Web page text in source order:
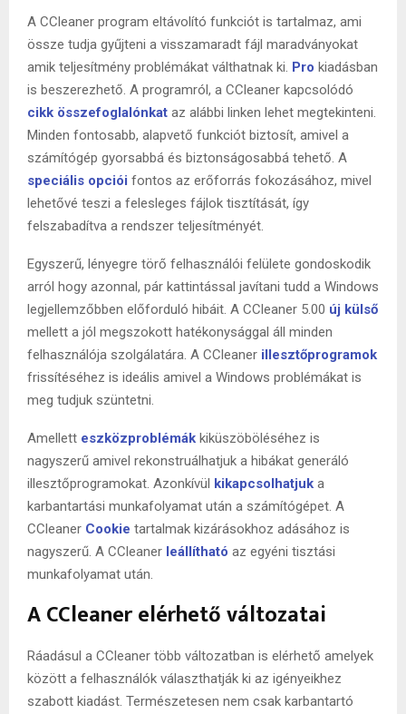
A CCleaner program eltávolító funkciót is tartalmaz, ami
össze tudja gyűjteni a visszamaradt fájl maradványokat
amik teljesítmény problémákat válthatnak ki. Pro kiadásban
is beszerezhető. A programról, a CCleaner kapcsolódó
cikk összefoglalónkat az alábbi linken lehet megtekinteni.
Minden fontosabb, alapvető funkciót biztosít, amivel a
számítógép gyorsabbá és biztonságosabbá tehető. A
speciális opciói fontos az erőforrás fokozásához, mivel
lehetővé teszi a felesleges fájlok tisztítását, így
felszabadítva a rendszer teljesítményét.
Egyszerű, lényegre törő felhasználói felülete gondoskodik
arról hogy azonnal, pár kattintással javítani tudd a Windows
legjellemzőbben előforduló hibáit. A CCleaner 5.00 új külső
mellett a jól megszokott hatékonysággal áll minden
felhasználója szolgálatára. A CCleaner illesztőprogramok
frissítéséhez is ideális amivel a Windows problémákat is
meg tudjuk szüntetni.
Amellett eszközproblémák kiküszöböléséhez is
nagyszerű amivel rekonstruálhatjuk a hibákat generáló
illesztőprogramokat. Azonkívül kikapcsolhatjuk a
karbantartási munkafolyamat után a számítógépet. A
CCleaner Cookie tartalmak kizárásokhoz adásához is
nagyszerű. A CCleaner leállítható az egyéni tisztási
munkafolyamat után.
A CCleaner elérhető változatai
Ráadásul a CCleaner több változatban is elérhető amelyek
között a felhasználók választhatják ki az igényeikhez
szabott kiadást. Természetesen nem csak karbantartó